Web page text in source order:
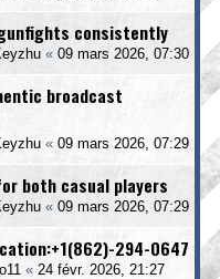
gunfights consistently
« 09 mars 2026, 07:30
broadcast
« 09 mars 2026, 07:29
both casual players
« 09 mars 2026, 07:29
294-0647
« 24 févr. 2026, 21:27